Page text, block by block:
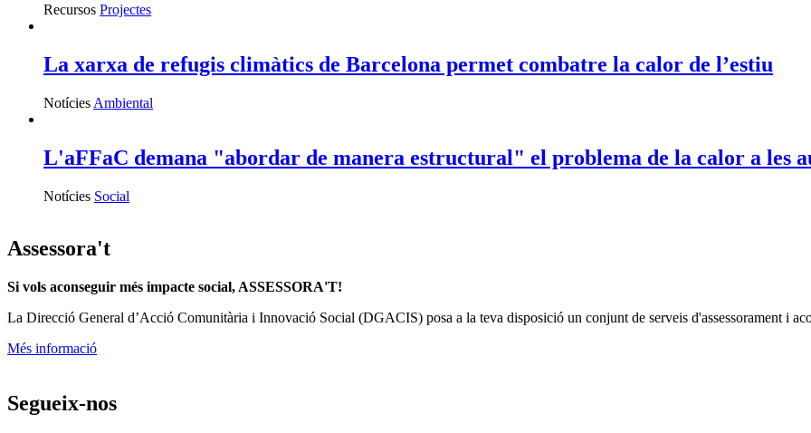
Recursos Projectes
La xarxa de refugis climàtics de Barcelona permet combatre la calor de l’estiu
Notícies Ambiental
L'aFFaC demana "abordar de manera estructural" el problema de la calor a les
Notícies Social
Assessora't
Si vols aconseguir més impacte social, ASSESSORA'T!
La Direcció General d’Acció Comunitària i Innovació Social (DGACIS) posa a la teva disposició un conjunt de serveis d'assessorament i
Més informació
Segueix-nos